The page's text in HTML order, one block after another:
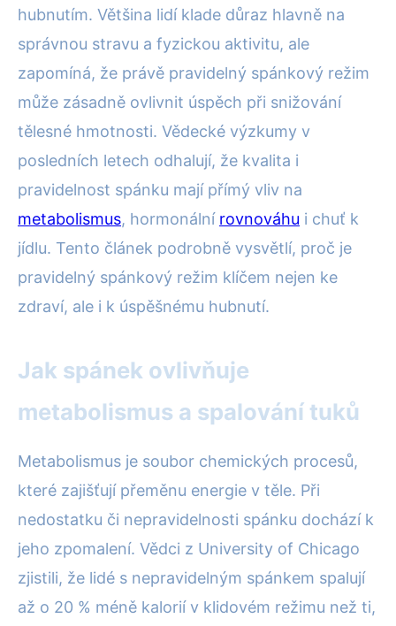
hubnutím. Většina lidí klade důraz hlavně na
správnou stravu a fyzickou aktivitu, ale
zapomíná, že právě pravidelný spánkový režim
může zásadně ovlivnit úspěch při snižování
tělesné hmotnosti. Vědecké výzkumy v
posledních letech odhalují, že kvalita i
pravidelnost spánku mají přímý vliv na
metabolismus, hormonální rovnováhu i chuť k
jídlu. Tento článek podrobně vysvětlí, proč je
pravidelný spánkový režim klíčem nejen ke
zdraví, ale i k úspěšnému hubnutí.
Jak spánek ovlivňuje
metabolismus a spalování tuků
Metabolismus je soubor chemických procesů,
které zajišťují přeměnu energie v těle. Při
nedostatku či nepravidelnosti spánku dochází k
jeho zpomalení. Vědci z University of Chicago
zjistili, že lidé s nepravidelným spánkem spalují
až o 20 % méně kalorií v klidovém režimu než ti,